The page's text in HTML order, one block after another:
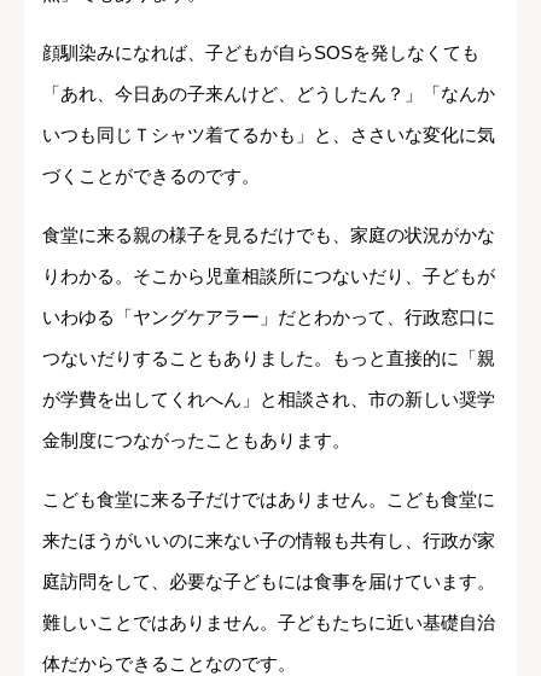
顔馴染みになれば、子どもが自らSOSを発しなくても
「あれ、今日あの子来んけど、どうしたん？」「なんか
いつも同じＴシャツ着てるかも」と、ささいな変化に気
づくことができるのです。
食堂に来る親の様子を見るだけでも、家庭の状況がかな
りわかる。そこから児童相談所につないだり、子どもが
いわゆる「ヤングケアラー」だとわかって、行政窓口に
つないだりすることもありました。もっと直接的に「親
が学費を出してくれへん」と相談され、市の新しい奨学
金制度につながったこともあります。
こども食堂に来る子だけではありません。こども食堂に
来たほうがいいのに来ない子の情報も共有し、行政が家
庭訪問をして、必要な子どもには食事を届けています。
難しいことではありません。子どもたちに近い基礎自治
体だからできることなのです。